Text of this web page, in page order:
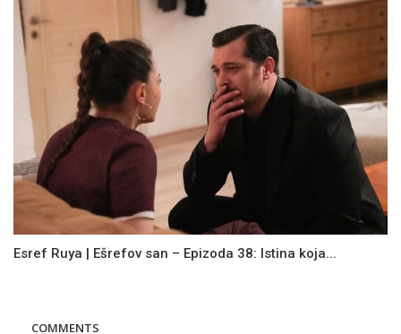
Esref Ruya | Ešrefov san – Epizoda 38: Istina koja...
COMMENTS